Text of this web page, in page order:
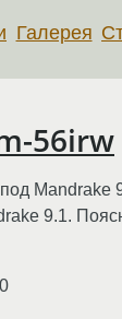
Галерея
56irw
9.1.